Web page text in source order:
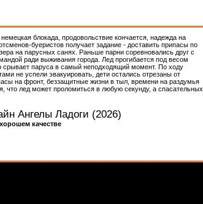
блокада, продовольствие кончается, надежда на
буеристов получает задание - доставить припасы по
на парусных санях. Раньше парни соревновались друг с
ради выживания города. Лед прогибается под весом
срывает паруса в самый неподходящий момент. По ходу
не успели эвакуировать, дети остались отрезаны от
на фронт, беззащитные жизни в тыл, времени на раздумья
что лед может проломиться в любую секунду, а спасательных
Ангелы Ладоги (2026)
качестве